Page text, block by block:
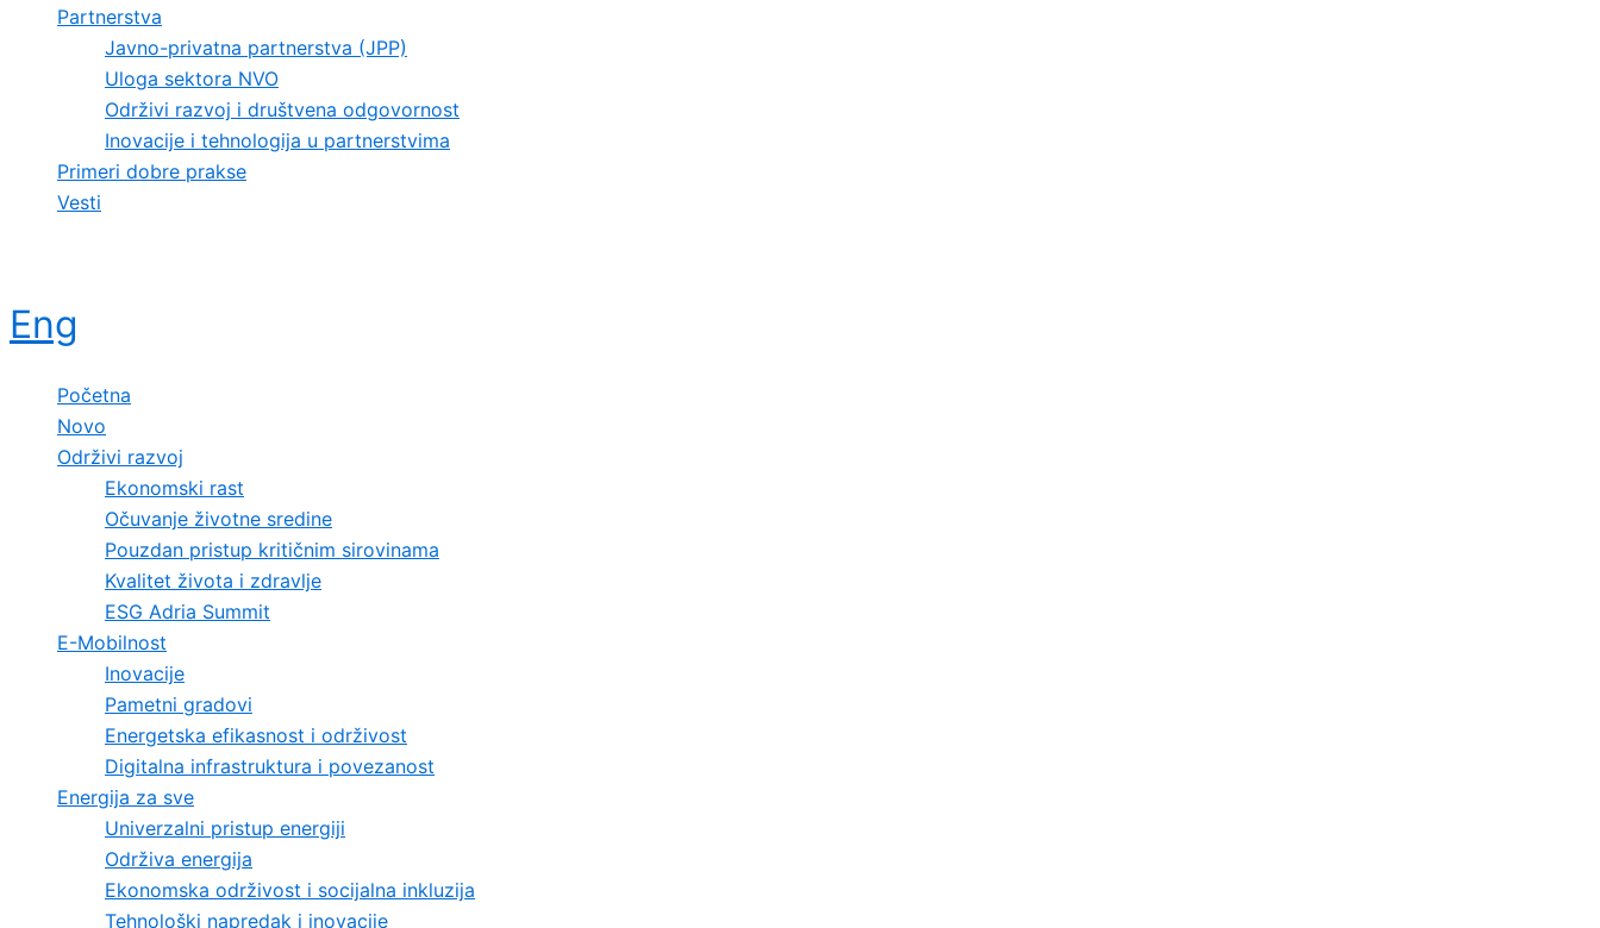
Partnerstva
Javno-privatna partnerstva (JPP)
Uloga sektora NVO
Održivi razvoj i društvena odgovornost
Inovacije i tehnologija u partnerstvima
Primeri dobre prakse
Vesti
Eng
Početna
Novo
Održivi razvoj
Ekonomski rast
Očuvanje životne sredine
Pouzdan pristup kritičnim sirovinama
Kvalitet života i zdravlje
ESG Adria Summit
E-Mobilnost
Inovacije
Pametni gradovi
Energetska efikasnost i održivost
Digitalna infrastruktura i povezanost
Energija za sve
Univerzalni pristup energiji
Održiva energija
Ekonomska održivost i socijalna inkluzija
Tehnološki napredak i inovacije